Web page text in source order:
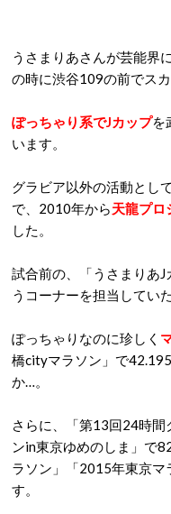
うさまりあさんが芸能界
の時に渋谷109の前でス
ぽっちゃり系でJカップを
います。
グラビア以外の活動とし
で、2010年から天龍プロ
した。
試合前の、「うさまりあ
うコーナーを担当してい
ぽっちゃりなのに珍しく
橋cityマラソン」で
か…。
さらに、「第13回24時間
ンin東京ゆめのしま」で
ラソン」「2015年東京マ
す。